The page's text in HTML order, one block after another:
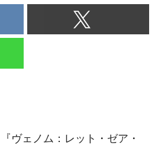
『ヴェノム：レット・ゼア・